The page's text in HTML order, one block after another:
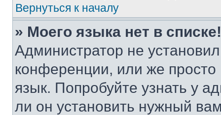
Вернуться к началу
» Моего языка нет в списке!
Администратор не
конференции, или же
язык. Попробуйте узнать у
ли он установить нужный